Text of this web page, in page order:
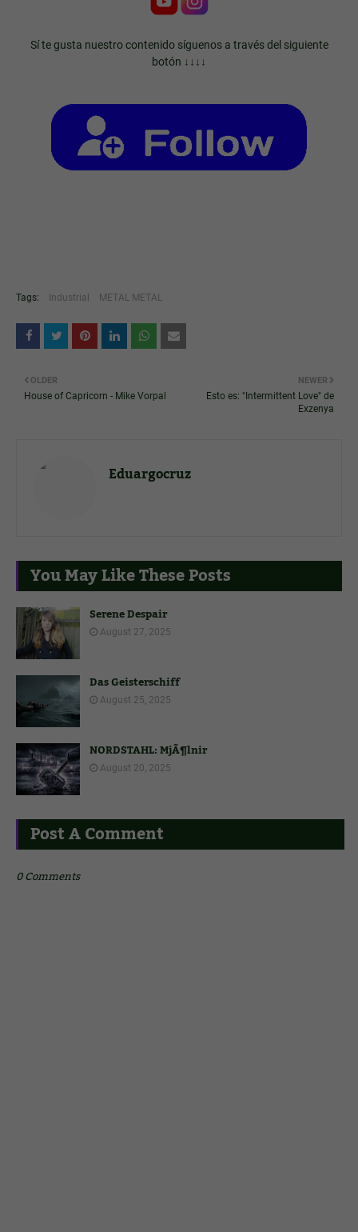
Sí te gusta nuestro contenido síguenos a través del siguiente
botón ↓↓↓↓
Tags: Industrial METAL METAL
NEWER
Esto es: "Intermittent Love" de
Exzenya
OLDER
House of Capricorn - Mike Vorpal
Eduargocruz
You May Like These Posts
Serene Despair
August 27, 2025
Das Geisterschiff
August 25, 2025
NORDSTAHL: MjÃ¶lnir
August 20, 2025
Post A Comment
0 Comments